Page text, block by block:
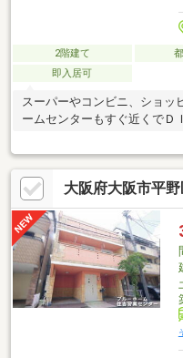
2階建て
即入居可
スーパーやコンビニ、ショッ
ームセンターもすぐ近くでＤ
大阪府大阪市平